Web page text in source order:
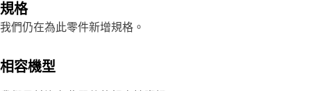
規格
我們仍在為此零件新增規格。
相容機型